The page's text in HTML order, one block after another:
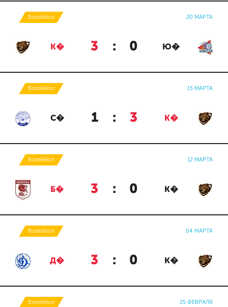
Волейбол 20 МАРТА
К� 3 : 0 Ю�
Волейбол 15 МАРТА
С� 1 : 3 К�
Волейбол 12 МАРТА
Б� 3 : 0 К�
Волейбол 04 МАРТА
Д� 3 : 0 К�
Волейбол 25 ФЕВРАЛЯ